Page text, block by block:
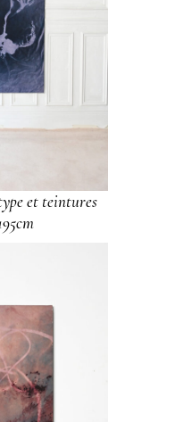
et teintures